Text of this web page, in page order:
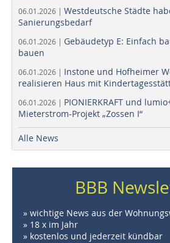
06.01.2026 | Westdeutsche Städte
Sanierungsbedarf
06.01.2026 | Gebäudetyp E: Einfach
bauen
06.01.2026 | Instone und Hofheimer
realisieren Haus mit
06.01.2026 | PIONIERKRAFT und
Mieterstrom-Projekt „Zossen I“
Alle News
BBB
» wichtige News aus der
» 18 x im Jahr
» kostenlos und jederzeit kündbar